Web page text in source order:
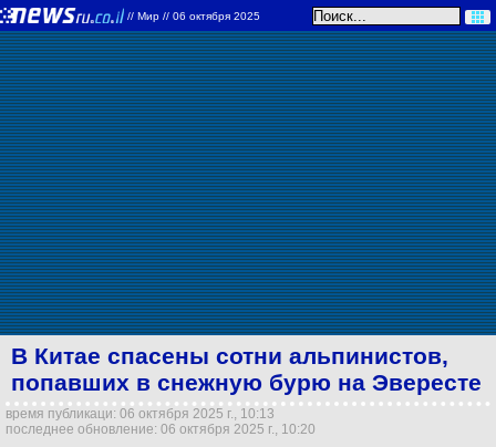
// Мир // 06 октября 2025
В Китае спасены сотни альпинистов,
попавших в снежную бурю на Эвересте
время публикаци: 06 октября 2025 г., 10:13
последнее обновление: 06 октября 2025 г., 10:20